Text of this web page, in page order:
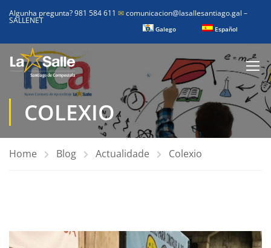
Algunha pregunta? 981 584 611 ✉comunicacion@lasallesantiago.gal –
SALLENET
Galego Español
COLEXIO
Home Blog Actualidade Colexio